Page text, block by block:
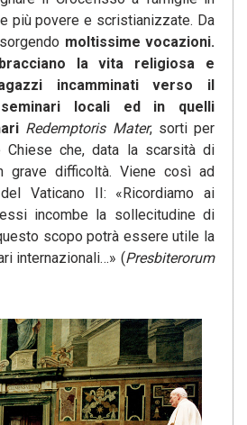
più povere e scristianizzate. Da
moltissime vocazioni.
la vita religiosa e
incamminati verso il
locali ed in quelli
Redemptoris Mater, sorti per
Chiese che, data la scarsità di
grave difficoltà. Viene così ad
Vaticano II: «Ricordiamo ai
incombe la sollecitudine di
scopo potrà essere utile la
internazionali…» (Presbiterorum